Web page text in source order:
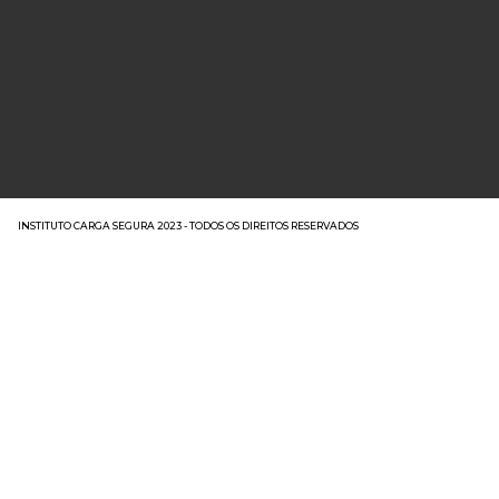
INSTITUTO CARGA SEGURA 2023 - TODOS OS DIREITOS RESERVADOS